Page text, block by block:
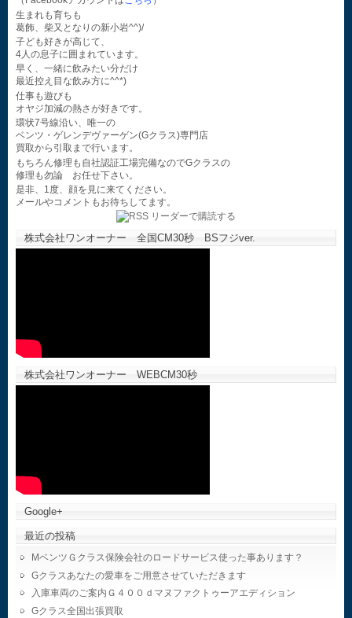
生まれも育ちも
葛飾、柴又となりの新小岩^^)/
子ども好きが高じて、
4人の息子に囲まれています。
早く、一緒に飲みたい分だけ
最近控え目な飲み方に^^*)
仕事も遊びも
オヤジ加減の熱さが好きです。
環状7号線沿い、唯一の
ベンツ・ゲレンデヴァーゲン(Gクラス)専門店
買取から引取まで行います。
もちろん修理も自社認証工場完備なのでGクラスの
修理も勿論 お任せ下さい。
是非、1度、顔を見に来てください。
メールやコメントもお待ちしてます。
株式会社ワンオーナー 全国CM30秒 BSフジver.
株式会社ワンオーナー WEBCM30秒
Google+
最近の投稿
MベンツＧクラス保険会社のロードサービス使った事あります？
Gクラスあなたの愛車をご用意させていただきます
入庫車両のご案内Ｇ４００ｄマヌファクトゥーアエディション
Gクラス全国出張買取